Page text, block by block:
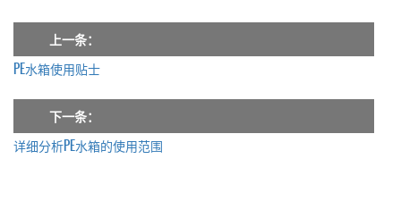
上一条：
PE水箱使用贴士
下一条：
详细分析PE水箱的使用范围